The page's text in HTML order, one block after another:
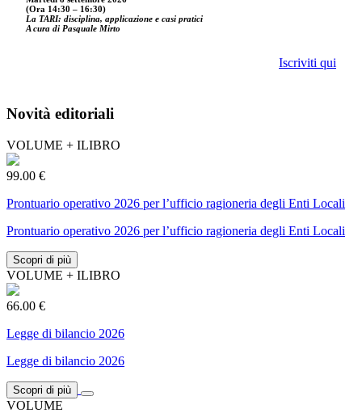
(Ora 14:30 – 16:30)
La TARI: disciplina, applicazione e casi pratici
A cura di Pasquale Mirto
Iscriviti qui
Novità editoriali
VOLUME + ILIBRO
99.00 €
Prontuario operativo 2026 per l’ufficio ragioneria degli Enti Locali
Prontuario operativo 2026 per l’ufficio ragioneria degli Enti Locali
Scopri di più
VOLUME + ILIBRO
66.00 €
Legge di bilancio 2026
Legge di bilancio 2026
Scopri di più
VOLUME